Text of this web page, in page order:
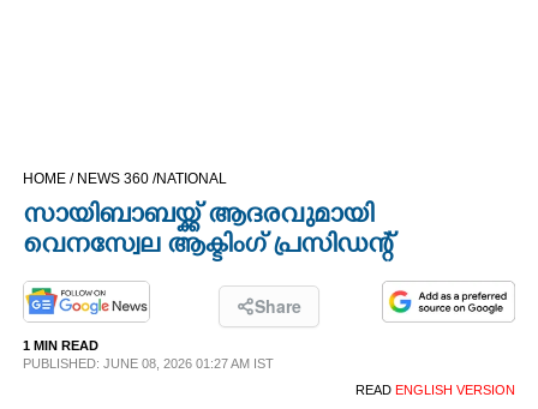
CINEMA
OPINION
PHOTOS
HOME / NEWS 360 /NATIONAL
സായിബാബയ്ക്ക് ആദരവുമായി
വെനസ്വേല ആക്ടിംഗ് പ്രസിഡന്റ്
Share
1 MIN READ
PUBLISHED: JUNE 08, 2026 01:27 AM IST
READ ENGLISH VERSION